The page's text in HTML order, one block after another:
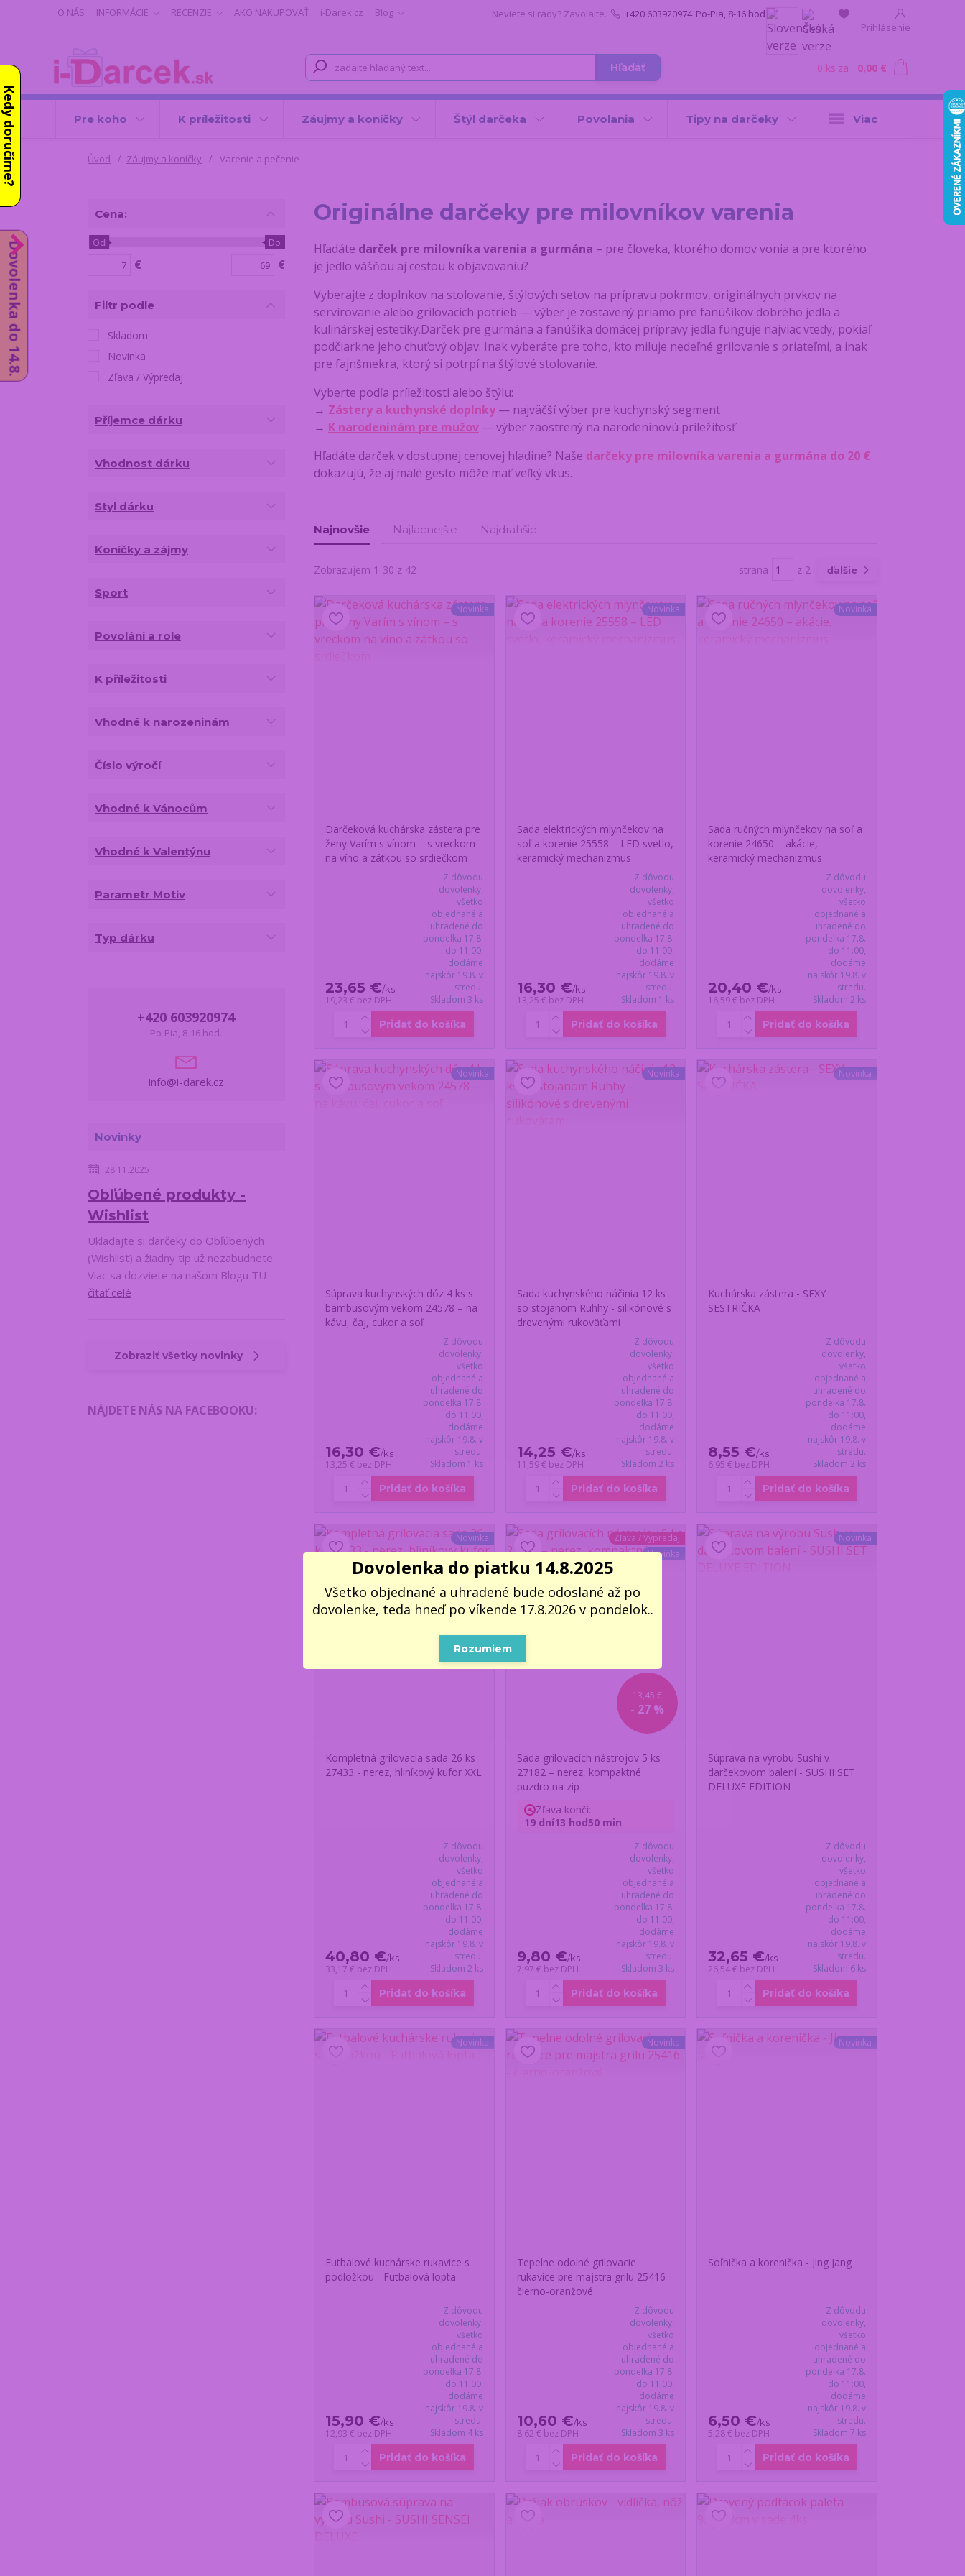
O NÁS INFORMÁCIE RECENZIE AKO NAKUPOVAŤ i-Darek.cz
Blog
Prihlásenie
Hľadať
Neviete si rady? Zavolajte. +420 603920974 Po-Pia, 8-16 hod.
0 ks za 0,00 €
Pre koho K príležitosti Záujmy a koníčky Štýl darčeka Povolania Tipy na darčeky Viac
Úvod Záujmy a koníčky Varenie a pečenie
Originálne darčeky pre milovníkov varenia
Hľadáte darček pre milovníka varenia a gurmána – pre človeka, ktorého domov vonia a pre ktorého
je jedlo vášňou aj cestou k objavovaniu?
Vyberajte z doplnkov na stolovanie, štýlových setov na prípravu pokrmov, originálnych prvkov na
servírovanie alebo grilovacích potrieb — výber je zostavený priamo pre fanúšikov dobrého jedla a
kulinárskej estetiky.Darček pre gurmána a fanúšika domácej prípravy jedla funguje najviac vtedy, pokiaľ
podčiarkne jeho chuťový objav. Inak vyberáte pre toho, kto miluje nedeľné grilovanie s priateľmi, a inak
pre fajnšmekra, ktorý si potrpí na štýlové stolovanie.
Vyberte podľa príležitosti alebo štýlu:
→ Zástery a kuchynské doplnky — najväčší výber pre kuchynský segment
→ K narodeninám pre mužov— výber zaostrený na narodeninovú príležitosť
Hľadáte darček v dostupnej cenovej hladine? Naše darčeky pre milovníka varenia a gurmána do 20 €
dokazujú, že aj malé gesto môže mať veľký vkus.
Najnovšie Najlacnejšie Najdrahšie
Zobrazujem 1-30 z 42 strana z 2 ďalšie
Novinka
Darčeková kuchárska zástera pre
ženy Varím s vínom – s vreckom
na víno a zátkou so srdiečkom
23,65 €/ks
19,23 € bez DPH
Z dôvodu
dovolenky,
všetko
objednané a
uhradené do
pondelka 17.8.
do 11:00,
dodáme
najskôr 19.8. v
stredu.
Skladom 3 ks
Pridať do košíka
Novinka
Sada elektrických mlynčekov na
soľ a korenie 25558 – LED svetlo,
keramický mechanizmus
16,30 €/ks
13,25 € bez DPH
Z dôvodu
dovolenky,
všetko
objednané a
uhradené do
pondelka 17.8.
do 11:00,
dodáme
najskôr 19.8. v
stredu.
Skladom 1 ks
Pridať do košíka
Novinka
Sada ručných mlynčekov na soľ a
korenie 24650 – akácie,
keramický mechanizmus
20,40 €/ks
16,59 € bez DPH
Z dôvodu
dovolenky,
všetko
objednané a
uhradené do
pondelka 17.8.
do 11:00,
dodáme
najskôr 19.8. v
stredu.
Skladom 2 ks
Pridať do košíka
Novinka
Súprava kuchynských dóz 4 ks s
bambusovým vekom 24578 – na
kávu, čaj, cukor a soľ
16,30 €/ks
13,25 € bez DPH
Z dôvodu
dovolenky,
všetko
objednané a
uhradené do
pondelka 17.8.
do 11:00,
dodáme
najskôr 19.8. v
stredu.
Skladom 1 ks
Pridať do košíka
Novinka
Sada kuchynského náčinia 12 ks
so stojanom Ruhhy - silikónové s
drevenými rukoväťami
14,25 €/ks
11,59 € bez DPH
Z dôvodu
dovolenky,
všetko
objednané a
uhradené do
pondelka 17.8.
do 11:00,
dodáme
najskôr 19.8. v
stredu.
Skladom 2 ks
Pridať do košíka
Novinka
Kuchárska zástera - SEXY
SESTRIČKA
8,55 €/ks
6,95 € bez DPH
Z dôvodu
dovolenky,
všetko
objednané a
uhradené do
pondelka 17.8.
do 11:00,
dodáme
najskôr 19.8. v
stredu.
Skladom 2 ks
Pridať do košíka
Novinka
Kompletná grilovacia sada 26 ks
27433 - nerez, hliníkový kufor XXL
40,80 €/ks
33,17 € bez DPH
Z dôvodu
dovolenky,
všetko
objednané a
uhradené do
pondelka 17.8.
do 11:00,
dodáme
najskôr 19.8. v
stredu.
Skladom 2 ks
Pridať do košíka
Zľava / Výpredaj
Novinka
13,45 €
- 27 %
Sada grilovacích nástrojov 5 ks
27182 – nerez, kompaktné
puzdro na zip
9,80 €/ks
7,97 € bez DPH
Z dôvodu
dovolenky,
všetko
objednané a
uhradené do
pondelka 17.8.
do 11:00,
dodáme
najskôr 19.8. v
stredu.
Skladom 3 ks
Zľava končí:
19 dní13 hod50min
Pridať do košíka
Novinka
Súprava na výrobu Sushi v
darčekovom balení - SUSHI SET
DELUXE EDITION
32,65 €/ks
26,54 € bez DPH
Z dôvodu
dovolenky,
všetko
objednané a
uhradené do
pondelka 17.8.
do 11:00,
dodáme
najskôr 19.8. v
stredu.
Skladom 6 ks
Pridať do košíka
Novinka
Futbalové kuchárske rukavice s
podložkou - Futbalová lopta
15,90 €/ks
12,93 € bez DPH
Z dôvodu
dovolenky,
všetko
objednané a
uhradené do
pondelka 17.8.
do 11:00,
dodáme
najskôr 19.8. v
stredu.
Skladom 4 ks
Pridať do košíka
Novinka
Tepelne odolné grilovacie
rukavice pre majstra grilu 25416 -
čierno-oranžové
10,60 €/ks
8,62 € bez DPH
Z dôvodu
dovolenky,
všetko
objednané a
uhradené do
pondelka 17.8.
do 11:00,
dodáme
najskôr 19.8. v
stredu.
Skladom 3 ks
Pridať do košíka
Novinka
Soľnička a korenička - Jing Jang
6,50 €/ks
5,28 € bez DPH
Z dôvodu
dovolenky,
všetko
objednané a
uhradené do
pondelka 17.8.
do 11:00,
dodáme
najskôr 19.8. v
stredu.
Skladom 7 ks
Pridať do košíka
Cena:
€
Od Do
€
Filtr podle
Skladom
Novinka
Zľava / Výpredaj
Příjemce dárku
Vhodnost dárku
Styl dárku
Koníčky a zájmy
Sport
Povolání a role
K příležitosti
Vhodné k narozeninám
Číslo výročí
Vhodné k Vánocům
Vhodné k Valentýnu
Parametr Motiv
Typ dárku
+420 603920974
Po-Pia, 8-16 hod.
info@i-darek.cz
Novinky
28.11.2025
Obľúbené produkty -
Wishlist
Ukladajte si darčeky do Obľúbených
(Wishlist) a žiadny tip už nezabudnete.
Viac sa dozviete na našom Blogu TU
čítať celé
Zobraziť všetky novinky
NÁJDETE NÁS NA FACEBOOKU:
Dovolenka do piatku 14.8.2025
Všetko objednané a uhradené bude odoslané až po
dovolenke, teda hneď po víkende 17.8.2026 v pondelok..
Rozumiem
Dovolenka do 14.8.
Kedy doručíme?